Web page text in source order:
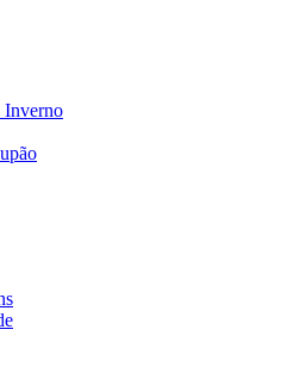
Inverno